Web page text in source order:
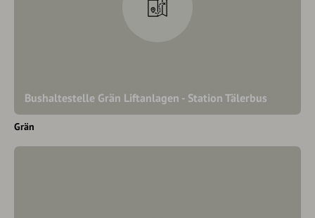
Bushaltestelle Grän Liftanlagen - Station Tälerbus
Grän